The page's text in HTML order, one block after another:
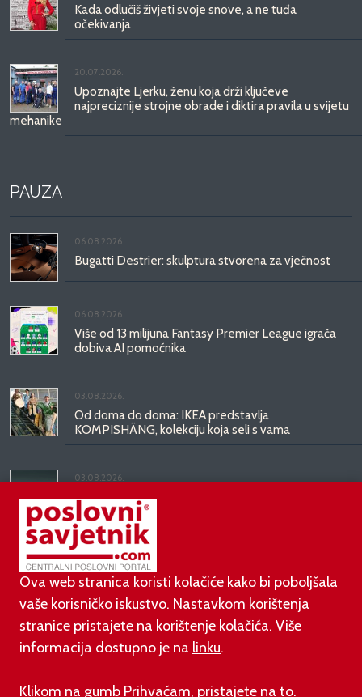
Kada odlučiš živjeti svoje snove, a ne tuđa
očekivanja
20.07.2026.
Upoznajte Ljerku, ženu koja drži ključeve
najpreciznije strojne obrade i diktira pravila u svijetu
mehanike
PAUZA
06.08.2026.
Bugatti Destrier: skulptura stvorena za vječnost
06.08.2026.
Više od 13 milijuna Fantasy Premier League igrača
dobiva AI pomoćnika
03.08.2026.
Od doma do doma: IKEA predstavlja
KOMPISHÄNG, kolekciju koja seli s vama
03.08.2026.
Kineski BYD predstavio luksuznu limuzinu veću od
Mercedesove S-klase, obećava domet do 1.000
kilometara
Ova web stranica koristi kolačiće kako bi poboljšala
vaše korisničko iskustvo. Nastavkom korištenja
stranice pristajete na korištenje kolačića. Više
informacija dostupno je na linku.
Klikom na gumb Prihvaćam, pristajete na to.